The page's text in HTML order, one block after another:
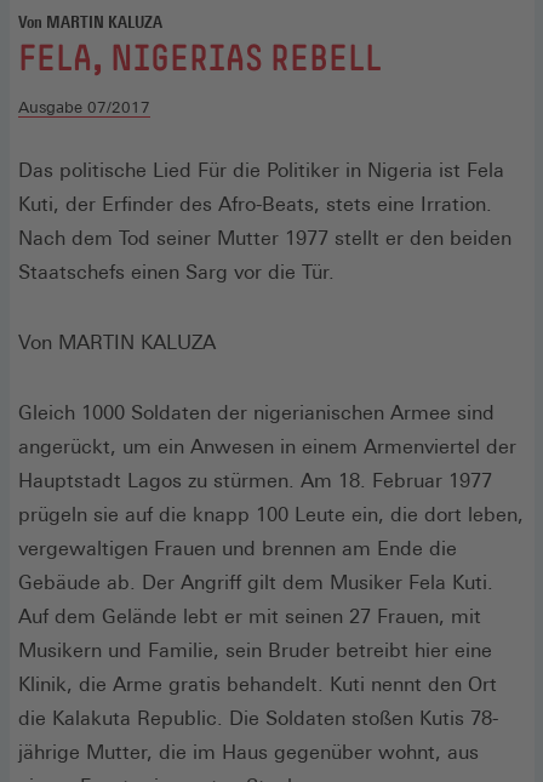
Von MARTIN KALUZA
:
FELA, NIGERIAS REBELL
Ausgabe 07/2017
Das politische Lied Für die Politiker in Nigeria ist Fela
Kuti, der Erfinder des Afro-Beats, stets eine Irration.
Nach dem Tod seiner Mutter 1977 stellt er den beiden
Staatschefs einen Sarg vor die Tür.
Von MARTIN KALUZA
Gleich 1000 Soldaten der nigerianischen Armee sind
angerückt, um ein Anwesen in einem Armenviertel der
Hauptstadt Lagos zu stürmen. Am 18. Februar 1977
prügeln sie auf die knapp 100 Leute ein, die dort leben,
vergewaltigen Frauen und brennen am Ende die
Gebäude ab. Der Angriff gilt dem Musiker Fela Kuti.
Auf dem Gelände lebt er mit seinen 27 Frauen, mit
Musikern und Familie, sein Bruder betreibt hier eine
Klinik, die Arme gratis behandelt. Kuti nennt den Ort
die Kalakuta Republic. Die Soldaten stoßen Kutis 78-
jährige Mutter, die im Haus gegenüber wohnt, aus